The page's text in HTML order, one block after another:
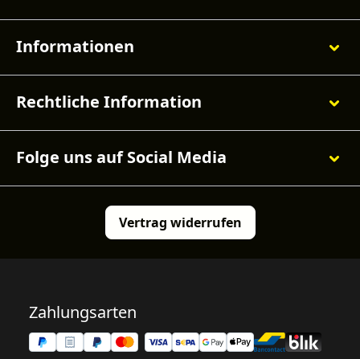
Informationen
Rechtliche Information
Folge uns auf Social Media
Vertrag widerrufen
Zahlungsarten